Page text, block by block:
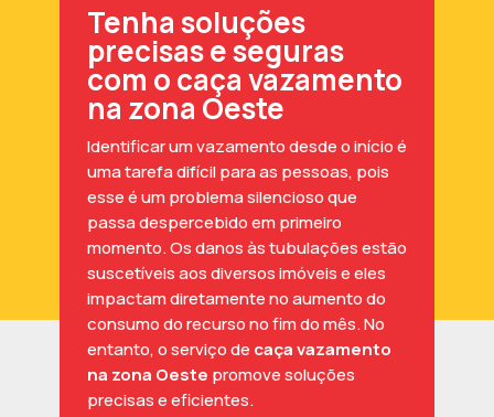
Tenha soluções
precisas e seguras
com o caça vazamento
na zona Oeste
Identificar um vazamento desde o início é
uma tarefa difícil para as pessoas, pois
esse é um problema silencioso que
passa despercebido em primeiro
momento. Os danos às tubulações estão
suscetíveis aos diversos imóveis e eles
impactam diretamente no aumento do
consumo do recurso no fim do mês. No
entanto, o serviço de caça vazamento
na zona Oeste promove soluções
precisas e eficientes.